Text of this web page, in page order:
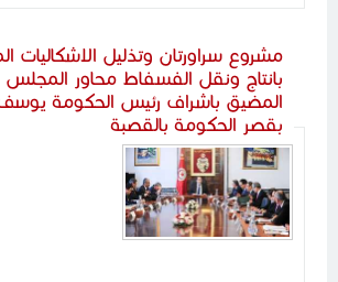
مشروع سراورتان وتذليل الاشكاليات
بانتاج ونقل الفسفاط محاور المجلس
المضيق باشراف رئيس الحكومة
بقصر الحكومة بالقصبة